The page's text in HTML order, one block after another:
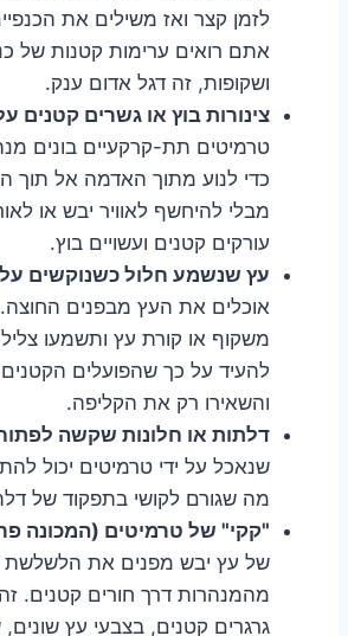
לזמן קצר ואז משילים את
אתם רואים ערימות קטנות של
ושקופות, זה דגל אדום ענק.
צינורות בוץ או גשרים קטנים
טרמיטים תת-קרקעיים בונים
כדי לנוע מתוך האדמה אל תוך
מבלי להיחשף לאוויר יבש או
עורקים קטנים ועשויים בוץ.
עץ שנשמע חלול כשנוקשים
אוכלים את העץ מבפנים
משקוף או קורת עץ ותשמעו צליל
להעיד על כך שהפועלים
והשאירו רק את הקליפה.
דלתות או חלונות שקשה
שנאכל על ידי טרמיטים יכול
מה שגורם לקושי בתפקוד של
"קקי" של טרמיטים (המכונה
של עץ יבש מפנים את
מהמנהרות דרך חורים קטנים.
גרגרים קטנים, בצבעי עץ